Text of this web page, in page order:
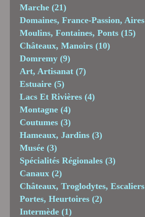
Marche (21)
Domaines, France-Passion, Aires
Moulins, Fontaines, Ponts (15)
Châteaux, Manoirs (10)
Domremy (9)
Art, Artisanat (7)
Estuaire (5)
Lacs Et Rivières (4)
Montagne (4)
Coutumes (3)
Hameaux, Jardins (3)
Musée (3)
Spécialités Régionales (3)
Canaux (2)
Châteaux, Troglodytes, Escaliers
Portes, Heurtoires (2)
Intermède (1)